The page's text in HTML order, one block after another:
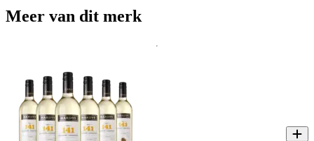
Meer van dit merk